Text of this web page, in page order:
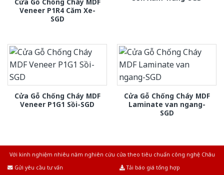
Veneer P1R4 Căm Xe-
SGD
Cửa Gỗ Chống Cháy MDF
Veneer P1G1 Sồi-SGD
Cửa Gỗ Chống Cháy MDF
Laminate van ngang-
SGD
Với kinh nghiệm nhiêu năm nghiên cứu cửa theo tiêu chuẩn công nghệ Châu
Gửi yêu cầu tư vấn
Tải báo giá tổng hợp